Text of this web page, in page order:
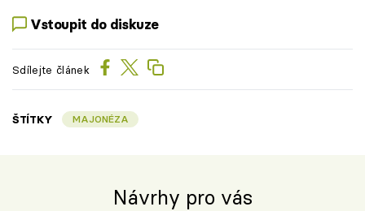
Vstoupit do diskuze
Sdílejte článek
ŠTÍTKY MAJONÉZA
Návrhy pro vás